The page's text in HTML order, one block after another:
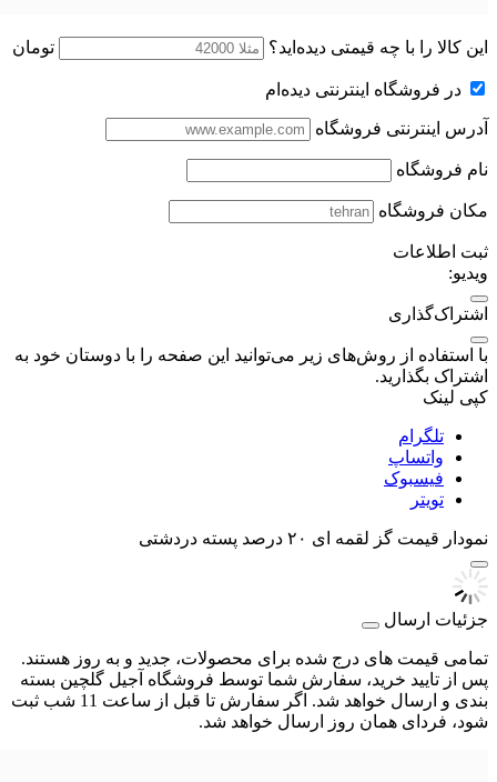
این کالا را با چه قیمتی دیده‌اید؟ تومان
در فروشگاه اینترنتی دیده‌ام
آدرس اینترنتی فروشگاه
نام فروشگاه
مکان فروشگاه
ثبت اطلاعات
ویدیو:
اشتراک‌گذاری
با استفاده از روش‌های زیر می‌توانید این صفحه را با دوستان خود به
اشتراک بگذارید.
کپی لینک
تلگرام
واتساپ
فیسبوک
تویتر
نمودار قیمت گز لقمه ای ۲۰ درصد پسته دردشتی
جزئیات ارسال
تمامی قیمت های درج شده برای محصولات، جدید و به روز هستند.
پس از تایید خرید، سفارش شما توسط فروشگاه آجیل گلچین بسته
بندی و ارسال خواهد شد. اگر سفارش تا قبل از ساعت 11 شب ثبت
شود، فردای همان روز ارسال خواهد شد.